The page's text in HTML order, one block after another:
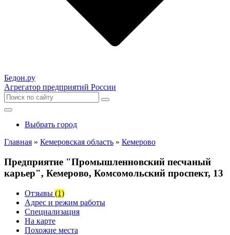
Бедон.ру
Агрегатор предприятий России
Выбрать город
Главная » Кемеровская область » Кемерово
Предприятие "Промышленновский песчаный
карьер", Кемерово, Комсомольский проспект, 13
Отзывы (1)
Адрес и режим работы
Специализация
На карте
Похожие места